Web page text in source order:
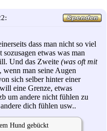
dass man nicht so viel
etwas was man
Und das Zweite (was oft mit
wenn man seine Augen
sich selber hinter einer
eine Grenze, etwas
um andere nicht fühlen zu
dich fühlen usw..
Hund gebückt